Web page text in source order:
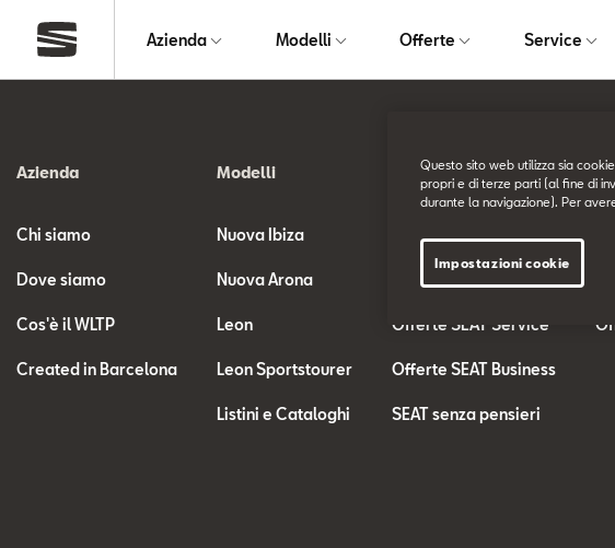
Azienda Modelli Offerte Service
Azienda
Chi siamo
Dove siamo
Cos'è il WLTP
Created in Barcelona
Modelli
Nuova Ibiza
Nuova Arona
Leon
Leon Sportstourer
Listini e Cataloghi
Offerte
Offerte SEAT
Le nostre offerte
Offerte SEAT Service
Offerte SEAT Business
SEAT senza pensieri
Questo sito web utilizza sia
propri e di terze parti (al fine di
durante la navigazione). Per
Impostazioni cookie